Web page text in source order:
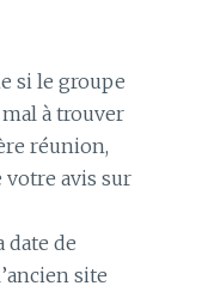
si le groupe
à trouver
réunion,
avis sur
date de
site